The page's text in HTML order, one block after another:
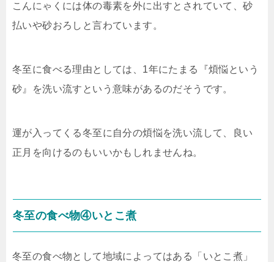
こんにゃくには体の毒素を外に出すとされていて、砂
払いや砂おろしと言わています。
冬至に食べる理由としては、1年にたまる『煩悩という
砂』を洗い流すという意味があるのだそうです。
運が入ってくる冬至に自分の煩悩を洗い流して、良い
正月を向けるのもいいかもしれませんね。
冬至の食べ物④いとこ煮
冬至の食べ物として地域によってはある「いとこ煮」